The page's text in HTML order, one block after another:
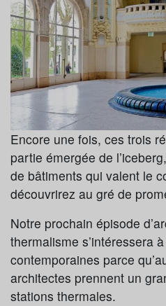
Encore une fois, ces trois
partie émergée de
de bâtiments qui valent le
découvrirez au gré de
Notre prochain épisode
thermalisme s’intéressera
contemporaines parce
architectes prennent un
stations thermales.